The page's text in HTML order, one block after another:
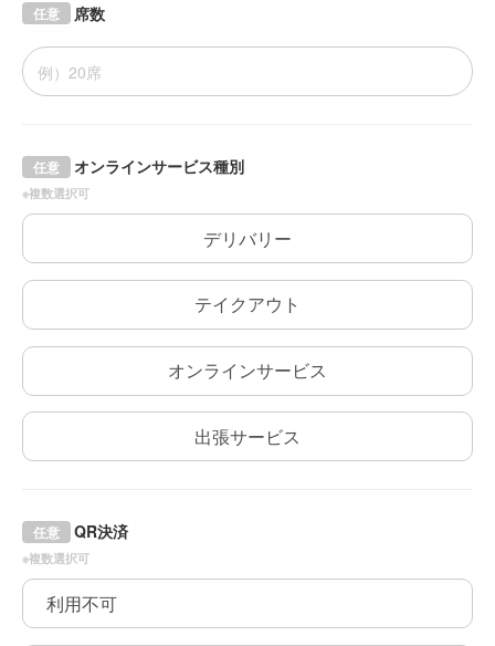
席数
任意
オンラインサービス種別
任意
※複数選択可
デリバリー
テイクアウト
オンラインサービス
出張サービス
QR決済
任意
※複数選択可
利用不可